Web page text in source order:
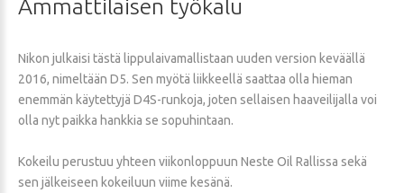
Ammattilaisen työkalu
Nikon julkaisi tästä lippulaivamallistaan uuden version keväällä
2016, nimeltään D5. Sen myötä liikkeellä saattaa olla hieman
enemmän käytettyjä D4S-runkoja, joten sellaisen haaveilijalla voi
olla nyt paikka hankkia se sopuhintaan.
Kokeilu perustuu yhteen viikonloppuun Neste Oil Rallissa sekä
sen jälkeiseen kokeiluun viime kesänä.